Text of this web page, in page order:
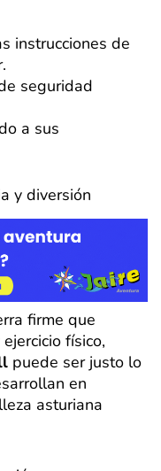
instrucciones de
seguridad
a sus
y diversión
firme que
físico,
puede ser justo lo
en
asturiana